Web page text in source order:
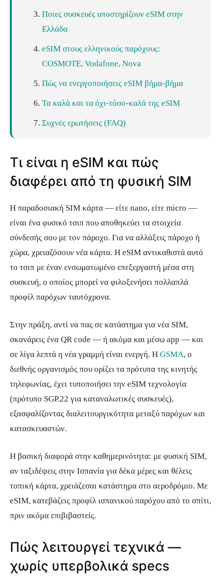
Ποιες συσκευές υποστηρίζουν eSIM στην
Ελλάδα
eSIM στους ελληνικούς παρόχους:
COSMOTE, Vodafone, Nova
Πώς να ενεργοποιήσεις eSIM βήμα-βήμα
Τα καλά και τα όχι-τόσο-καλά της eSIM
Συχνές ερωτήσεις (FAQ)
Τι είναι η eSIM και πώς
διαφέρει από τη φυσική SIM
Η παραδοσιακή SIM κάρτα — είτε nano, είτε micro —
είναι ένα φυσικό τσιπ που αποθηκεύει τα στοιχεία
σύνδεσής σου με τον πάροχο. Για να αλλάξεις πάροχο ή
χώρα, χρειαζόσουν νέα κάρτα. Η eSIM αντικαθιστά αυτό
το τσιπ με έναν ενσωματωμένο επεξεργαστή μέσα στη
συσκευή, ο οποίος μπορεί να φιλοξενήσει πολλαπλά
προφίλ παρόχων ταυτόχρονα.
Στην πράξη, αντί να πας σε κατάστημα για νέα SIM,
σκανάρεις ένα QR code — ή ακόμα και μέσω app — και
σε λίγα λεπτά η νέα γραμμή είναι ενεργή. Η GSMA, ο
διεθνής οργανισμός που ορίζει τα πρότυπα της κινητής
τηλεφωνίας, έχει τυποποιήσει την eSIM τεχνολογία
(πρότυπο SGP.22 για καταναλωτικές συσκευές),
εξασφαλίζοντας διαλειτουργικότητα μεταξύ παρόχων και
κατασκευαστών.
Η βασική διαφορά στην καθημερινότητα: με φυσική SIM,
αν ταξιδέψεις στην Ισπανία για δέκα μέρες και θέλεις
τοπική κάρτα, χρειάζεσαι κατάστημα στο αεροδρόμιο. Με
eSIM, κατεβάζεις προφίλ ισπανικού παρόχου από το σπίτι,
πριν ακόμα επιβιβαστείς.
Πώς λειτουργεί τεχνικά —
χωρίς υπερβολικά specs